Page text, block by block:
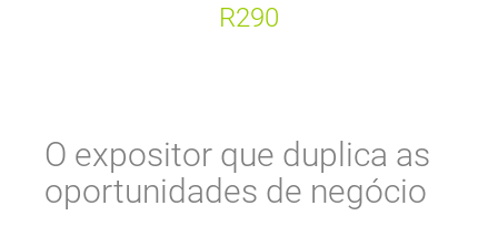
R290
O expositor que duplica as
oportunidades de negócio